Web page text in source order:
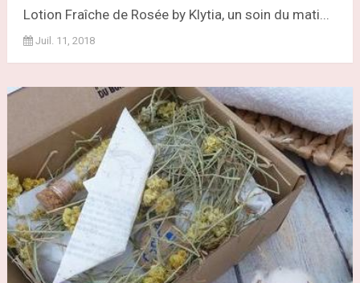
Lotion Fraîche de Rosée by Klytia, un soin du mati...
Juil. 11, 2018